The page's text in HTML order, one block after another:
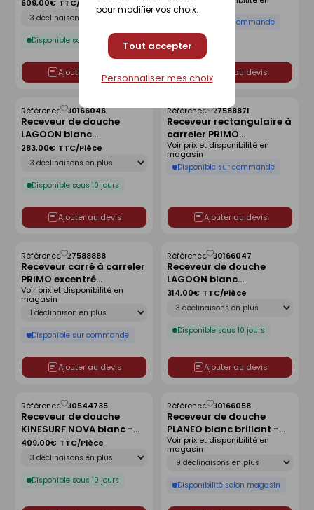
pour modifier vos choix.
Tout accepter
Personnaliser mes choix
Disponible sous 10 jours
609,00€ TTC/Pièce
Ajouter au devis
90x90cm
Disponible sur commande
magasin
Ajouter au devis
Receveur de douche
LAGOON blanc
antidérapant - 80 x 80
cm
Référence :30166046
Disponible sous 10 jours
283,00€ TTC/Pièce
Ajouter au devis
Enregistrer
comme
liste
Receveur rectangulaire à
carreler PRIMO
polystyrène extrudé
centré haut.4cm
larg.90cm long.140cm
Référence :27588871
Disponible sur commande
Voir prix et disponibilité en
magasin
Ajouter au devis
Enregistrer
comme
liste
Receveur carré à carreler
PRIMO excentré
polystyrène extrudé
haut.4cm larg.120cm
long.120cm
Référence :27588888
Déclinaison
Disponible sur commande
Voir prix et disponibilité en
magasin
Ajouter au devis
Enregistrer
comme
liste
Receveur de douche
LAGOON blanc
antidérapant - 90 x 90
cm
Référence :30166047
Disponible sous 10 jours
314,00€ TTC/Pièce
Ajouter au devis
Enregistrer
comme
liste
Receveur de douche
KINESURF NOVA blanc -
140x90 cm
Référence :30544735
Disponible sous 10 jours
409,00€ TTC/Pièce
Enregistrer
comme
liste
Receveur de douche
PLANEO blanc brillant -
120 x 80 cm
Référence :30166058
Déclinaison
Disponibilité selon magasin
Voir prix et disponibilité en
magasin
Enregistrer
comme
liste